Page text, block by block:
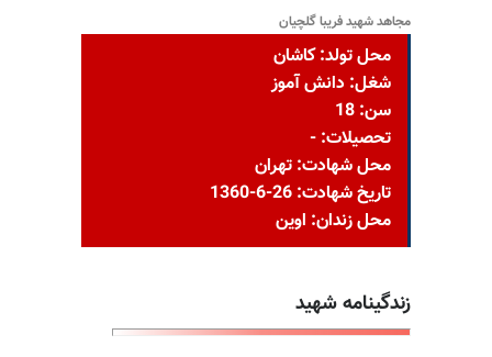
مجاهد شهید فریبا گلچیان
محل تولد: کاشان
شغل: دانش آموز
سن: 18
تحصیلات: -
محل شهادت: تهران
تاریخ شهادت: 26-6-1360
محل زندان: اوین
زندگینامه شهید